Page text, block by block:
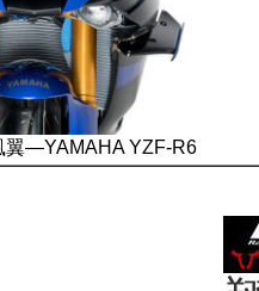
翼—YAMAHA YZF-R6